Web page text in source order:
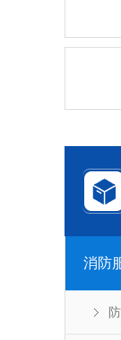
消防